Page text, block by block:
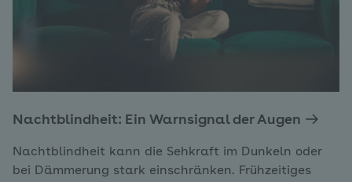
Nachtblindheit: Ein Warnsignal der Augen
Nachtblindheit kann die Sehkraft im Dunkeln oder
bei Dämmerung stark einschränken. Frühzeitiges